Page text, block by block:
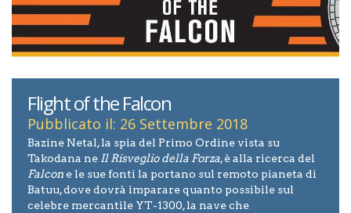
Flight of the Falcon
Pubblicato il: 26 Settembre 2018
Bazine Netal, la spia del Primo Ordine vista su
Takodana ne Il Risveglio della Forza, è alla ricerca del
Falcon e le sue fonti la portano sul remoto pianeta di
Batuu, dove dovrà imparare quanto possibile sul
celebre mercantile YT-1300, la nave che